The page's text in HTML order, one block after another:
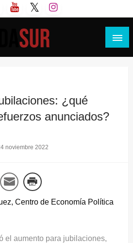
¿qué
anunciados?
noviembre 2022
Centro de Economía Política
el aumento para jubilaciones,